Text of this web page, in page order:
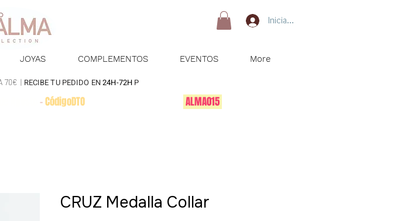
Iniciar sesión
JOYAS COMPLEMENTOS EVENTOS More
70€ | RECIBE TU PEDIDO EN24H-72H P
-CódigoDTO ALMA015
CRUZ Medalla Collar